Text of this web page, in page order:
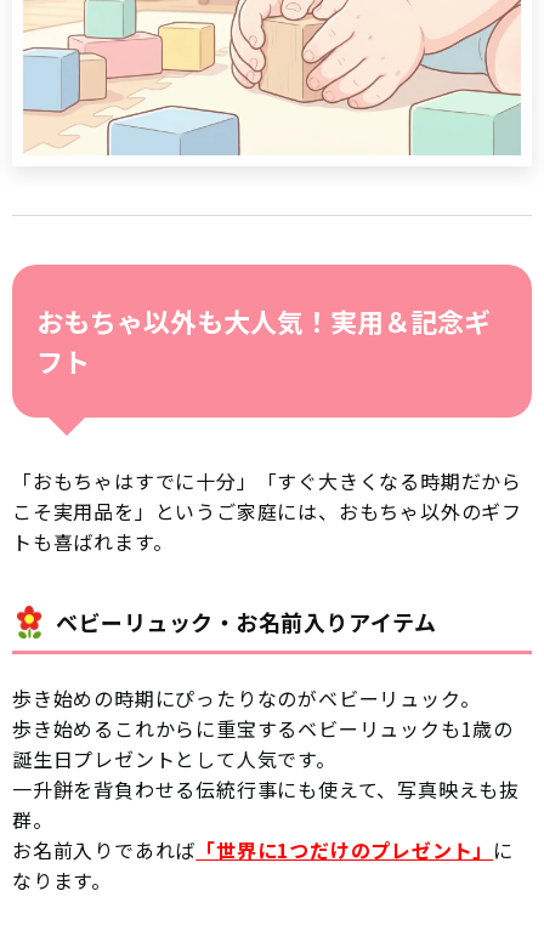
おもちゃ以外も大人気！実用＆記念ギ
フト
「おもちゃはすでに十分」「すぐ大きくなる時期だから
こそ実用品を」というご家庭には、おもちゃ以外のギフ
トも喜ばれます。
ベビーリュック・お名前入りアイテム
歩き始めの時期にぴったりなのがベビーリュック。
歩き始めるこれからに重宝するベビーリュックも1歳の
誕生日プレゼントとして人気です。
一升餅を背負わせる伝統行事にも使えて、写真映えも抜
群。
お名前入りであれば 「世界に1つだけのプレゼント」 に
なります。